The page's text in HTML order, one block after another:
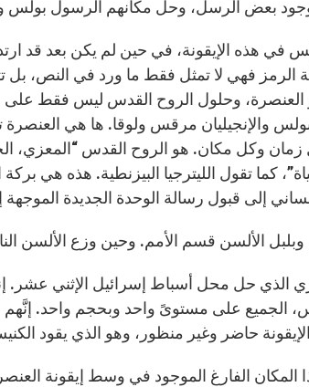
الرمز فهي لا تمثل فقط ما ورد في النص، بل
وحلول الروح القدس ليس فقط على
والإنجيليان مرقس ولوقا. ها هي العنصرة
زمان وكل مكان. هو الروح القدس “المعزي،
كما تقول الليترجيا البيزنطية. هذه هي
على مستوىً واحد وبحجم واحد. إنَّهم